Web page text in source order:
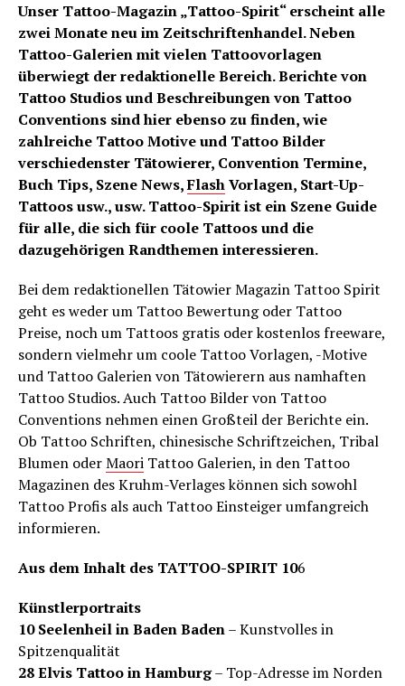
Unser Tattoo-Magazin „Tattoo-Spirit“ erscheint alle
zwei Monate neu im Zeitschriftenhandel. Neben
Tattoo-Galerien mit vielen Tattoovorlagen
überwiegt der redaktionelle Bereich. Berichte von
Tattoo Studios und Beschreibungen von Tattoo
Conventions sind hier ebenso zu finden, wie
zahlreiche Tattoo Motive und Tattoo Bilder
verschiedenster Tätowierer, Convention Termine,
Buch Tips, Szene News,FlashVorlagen, Start-Up-
Tattoos usw., usw. Tattoo-Spirit ist ein Szene Guide
für alle, die sich für coole Tattoos und die
dazugehörigen Randthemen interessieren.
Bei dem redaktionellen Tätowier Magazin Tattoo Spirit
geht es weder um Tattoo Bewertung oder Tattoo
Preise, noch um Tattoos gratis oder kostenlos freeware,
sondern vielmehr um coole Tattoo Vorlagen, -Motive
und Tattoo Galerien von Tätowierern aus namhaften
Tattoo Studios. Auch Tattoo Bilder von Tattoo
Conventions nehmen einen Großteil der Berichte ein.
Ob Tattoo Schriften, chinesische Schriftzeichen, Tribal
Blumen oderMaori Tattoo Galerien, in den Tattoo
Magazinen des Kruhm-Verlages können sich sowohl
Tattoo Profis als auch Tattoo Einsteiger umfangreich
informieren.
Aus dem Inhalt des TATTOO-SPIRIT 106
Künstlerportraits
10 Seelenheil in Baden Baden– Kunstvolles in
Spitzenqualität
28 Elvis Tattoo in Hamburg– Top-Adresse im Norden